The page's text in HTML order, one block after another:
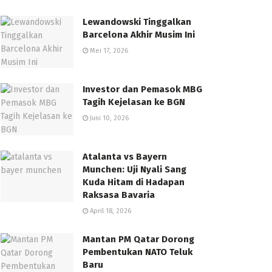
Lewandowski Tinggalkan
Barcelona Akhir Musim Ini
Mei 17, 2026
Investor dan Pemasok MBG
Tagih Kejelasan ke BGN
Juni 10, 2026
Atalanta vs Bayern
Munchen: Uji Nyali Sang
Kuda Hitam di Hadapan
Raksasa Bavaria
April 18, 2026
Mantan PM Qatar Dorong
Pembentukan NATO Teluk
Baru